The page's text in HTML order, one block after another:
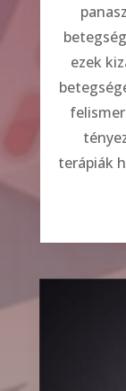
ezek
terápiák